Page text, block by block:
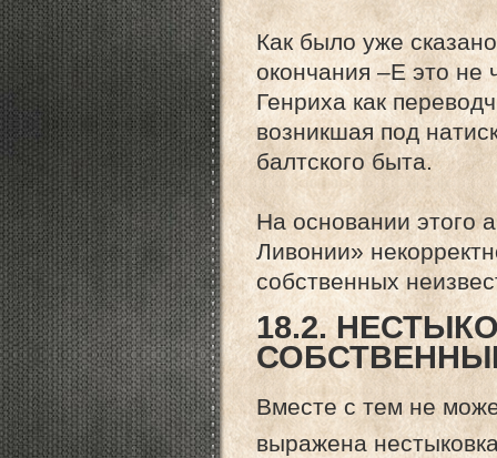
Как было уже
окончания –Е это не
Генриха как
возникшая под
балтского быта.
На основании этого
Ливонии»
собственных
18.2.
Вместе с тем не
выражена